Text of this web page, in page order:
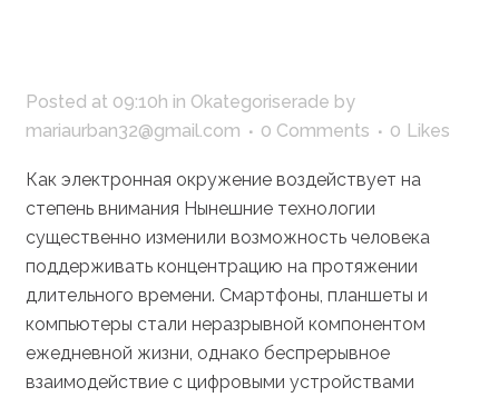
Posted at 09:10h in Okategoriserade by
mariaurban32@gmail.com
0 Comments 0 Likes
Как электронная окружение воздействует на
степень внимания Нынешние технологии
существенно изменили возможность человека
поддерживать концентрацию на протяжении
длительного времени. Смартфоны, планшеты и
компьютеры стали неразрывной компонентом
ежедневной жизни, однако беспрерывное
взаимодействие с цифровыми устройствами